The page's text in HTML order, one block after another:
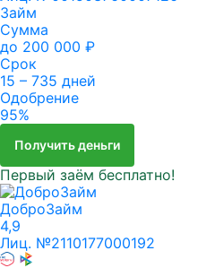
Займ
Сумма
до 200 000 ₽
Срок
15 – 735 дней
Одобрение
95%
Получить деньги
Первый заём бесплатно!
ДоброЗайм
4,9
Лиц. №2110177000192